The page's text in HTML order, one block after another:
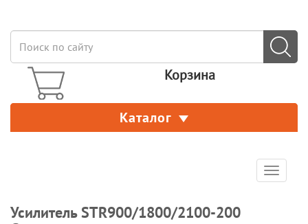
Корзина
Каталог
Toggle
Усилитель STR900/1800/2100-200